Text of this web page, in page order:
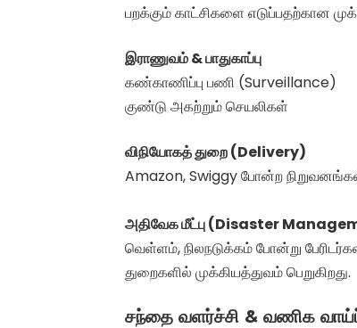
பறக்கும் காட்சிகளை எடுப்பதற்கான
இராணுவம் & பாதுகாப்பு
கண்காணிப்பு பணி (Surveillance)
குண்டு அகற்றும் செயலிகள்
விநியோகத் துறை (Delivery)
Amazon, Swiggy போன்ற
அதிவேக மீட்பு (Disaster
வெள்ளம், நிலநடுக்கம் போன்று
துறைகளில் முக்கியத்துவம் பெறுகிறது.
சந்தை வளர்ச்சி & வணிக